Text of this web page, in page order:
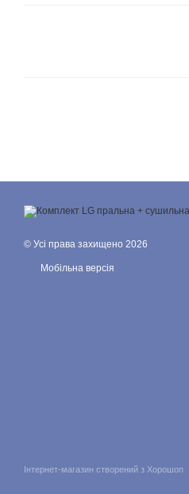
© Усі права захищено 2026
Мобільна версія
Інтернет-магазин створений з Хорошоп